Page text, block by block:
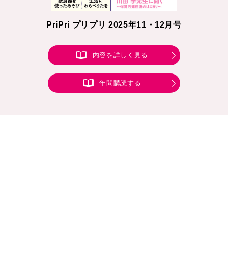
PriPri プリプリ 2025年11・12月号
内容を詳しく見る
年間購読する